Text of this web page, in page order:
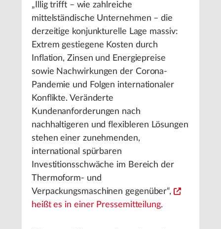
„Illig trifft – wie zahlreiche
mittelständische Unternehmen – die
derzeitige konjunkturelle Lage massiv:
Extrem gestiegene Kosten durch
Inflation, Zinsen und Energiepreise
sowie Nachwirkungen der Corona-
Pandemie und Folgen internationaler
Konflikte. Veränderte
Kundenanforderungen nach
nachhaltigeren und flexibleren Lösungen
stehen einer zunehmenden,
international spürbaren
Investitionsschwäche im Bereich der
Thermoform- und
Verpackungsmaschinen gegenüber“,
heißt es in einer Pressemitteilung.